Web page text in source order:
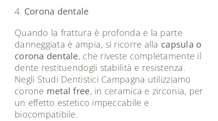
4. Corona dentale
Quando la frattura è profonda e la parte
danneggiata è ampia, si ricorre alla capsula o
corona dentale, che riveste completamente il
dente restituendogli stabilità e resistenza.
Negli Studi Dentistici Campagna utilizziamo
corone metal free, in ceramica e zirconia, per
un effetto estetico impeccabile e
biocompatibile.